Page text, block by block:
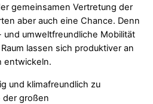
gemeinsamen Vertretung der
aber auch eine Chance. Denn
und umweltfreundliche Mobilität
lassen sich produktiver an
entwickeln.
und klimafreundlich zu
der großen